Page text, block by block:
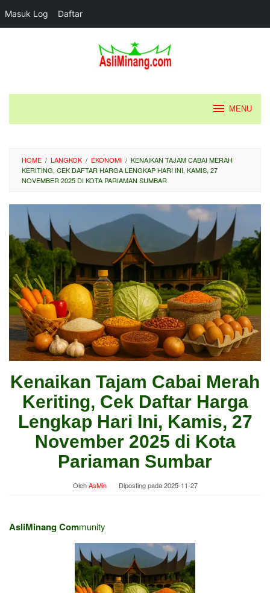
Masuk Log Daftar
MENU
HOME / LANGKOK / EKONOMI / KENAIKAN TAJAM CABAI MERAH
KERITING, CEK DAFTAR HARGA LENGKAP HARI INI, KAMIS, 27
NOVEMBER 2025 DI KOTA PARIAMAN SUMBAR
Kenaikan Tajam Cabai Merah
Keriting, Cek Daftar Harga
Lengkap Hari Ini, Kamis, 27
November 2025 di Kota
Pariaman Sumbar
OlehAsMin Diposting pada2025-11-27
AsliMinang Community